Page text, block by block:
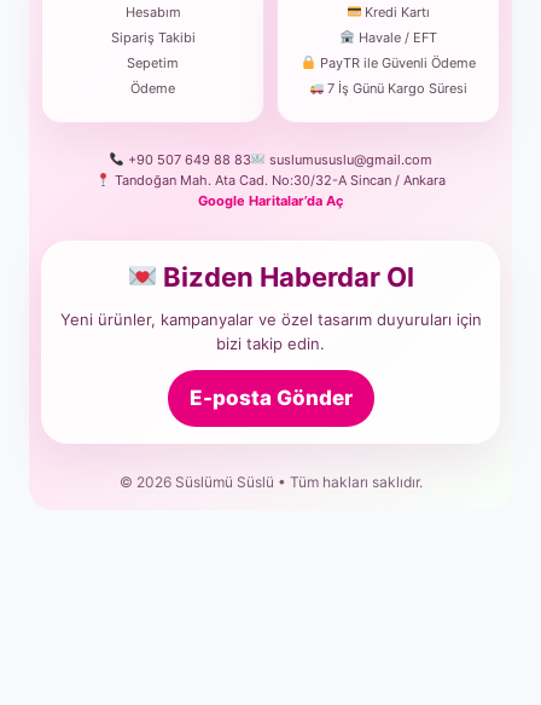
Hesabım
Sipariş Takibi
Sepetim
Ödeme
Kredi Kartı
Havale / EFT
PayTR ile Güvenli Ödeme
7 İş Günü Kargo Süresi
+90 507 649 88 83
suslumususlu@gmail.com
Tandoğan Mah. Ata Cad. No:30/32-A Sincan / Ankara
Google Haritalar’da Aç
Bizden Haberdar Ol
Yeni ürünler, kampanyalar ve özel tasarım duyuruları için
bizi takip edin.
E-posta Gönder
© 2026 Süslümü Süslü • Tüm hakları saklıdır.